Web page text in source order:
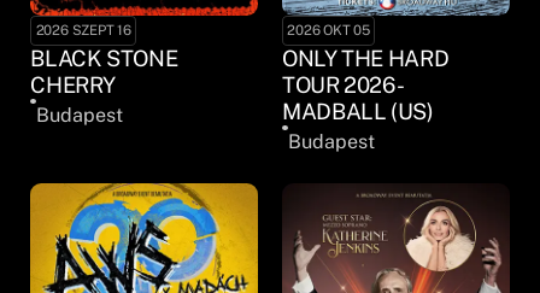
2026 SZEPT 16
BLACK STONE
CHERRY
Budapest
2026 OKT 05
ONLY THE HARD
TOUR 2026 -
MADBALL (US)
Budapest